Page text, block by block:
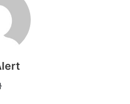
Website